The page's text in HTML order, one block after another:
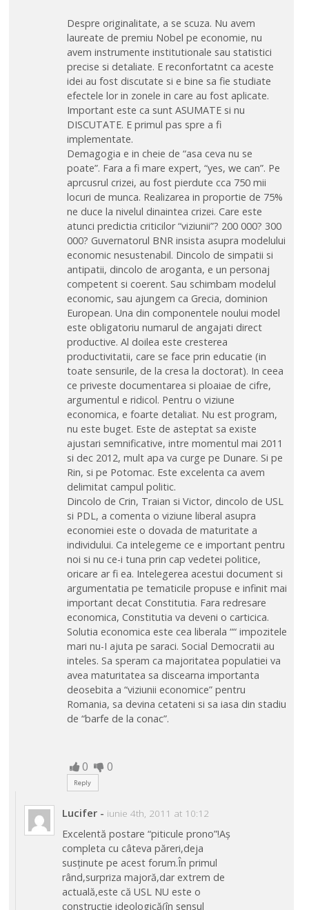
Despre originalitate, a se scuza. Nu avem
laureate de premiu Nobel pe economie, nu
avem instrumente institutionale sau statistici
precise si detaliate. E reconfortatnt ca aceste
idei au fost discutate si e bine sa fie studiate
efectele lor in zonele in care au fost aplicate.
Important este ca sunt ASUMATE si nu
DISCUTATE. E primul pas spre a fi
implementate.
Demagogia e in cheie de “asa ceva nu se
poate”. Fara a fi mare expert, “yes, we can”. Pe
aprcusrul crizei, au fost pierdute cca 750 mii
locuri de munca. Realizarea in proportie de 75%
ne duce la nivelul dinaintea crizei. Care este
atunci predictia criticilor “viziunii”? 200 000? 300
000? Guvernatorul BNR insista asupra modelului
economic nesustenabil. Dincolo de simpatii si
antipatii, dincolo de aroganta, e un personaj
competent si coerent. Sau schimbam modelul
economic, sau ajungem ca Grecia, dominion
European. Una din componentele noului model
este obligatoriu numarul de angajati direct
productive. Al doilea este cresterea
productivitatii, care se face prin educatie (in
toate sensurile, de la cresa la doctorat). In ceea
ce priveste documentarea si ploaiae de cifre,
argumentul e ridicol. Pentru o viziune
economica, e foarte detaliat. Nu est program,
nu este buget. Este de asteptat sa existe
ajustari semnificative, intre momentul mai 2011
si dec 2012, mult apa va curge pe Dunare. Si pe
Rin, si pe Potomac. Este excelenta ca avem
delimitat campul politic.
Dincolo de Crin, Traian si Victor, dincolo de USL
si PDL, a comenta o viziune liberal asupra
economiei este o dovada de maturitate a
individului. Ca intelegeme ce e important pentru
noi si nu ce-i tuna prin cap vedetei politice,
oricare ar fi ea. Intelegerea acestui document si
argumentatia pe tematicile propuse e infinit mai
important decat Constitutia. Fara redresare
economica, Constitutia va deveni o carticica.
Solutia economica este cea liberala ““ impozitele
mari nu-I ajuta pe saraci. Social Democratii au
inteles. Sa speram ca majoritatea populatiei va
avea maturitatea sa discearna importanta
deosebita a “viziunii economice” pentru
Romania, sa devina cetateni si sa iasa din stadiu
de “barfe de la conac”.
0 0
Reply
Lucifer - iunie 4th, 2011 at 10:12
Excelentă postare “piticule prono”!Aș
completa cu câteva păreri,deja
susținute pe acest forum.În primul
rând,surpriza majoră,dar extrem de
actuală,este că USL NU este o
construcție ideologică(în sensul